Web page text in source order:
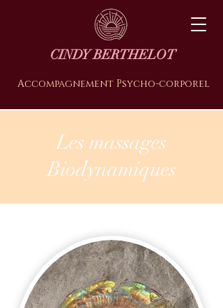
CINDY BERTHELOT
Accompagnement Psycho-corporel
Les massages
Biodynamiques